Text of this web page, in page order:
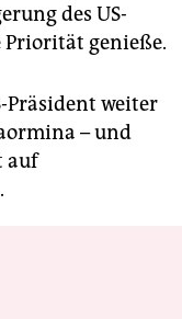
des US-
genieße.
Präsident weiter
– und
auf